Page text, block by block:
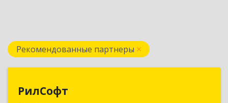
Рекомендованные партнеры
РилСофт